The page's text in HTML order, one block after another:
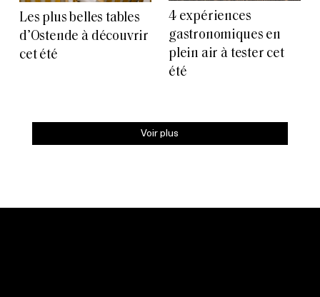
Les plus belles tables
d’Ostende à découvrir
cet été
4 expériences
gastronomiques en
plein air à tester cet
été
Voir plus